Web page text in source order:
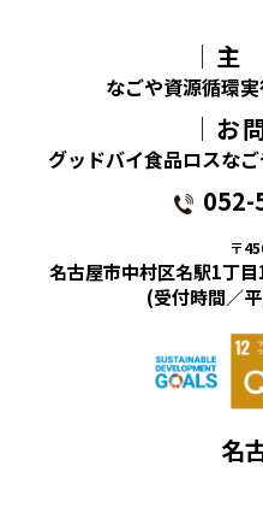
│
なごや資源循環
│お
グッドバイ食品ロスなご
052-
〒
名古屋市中村区名駅1丁
(受付時間／
名